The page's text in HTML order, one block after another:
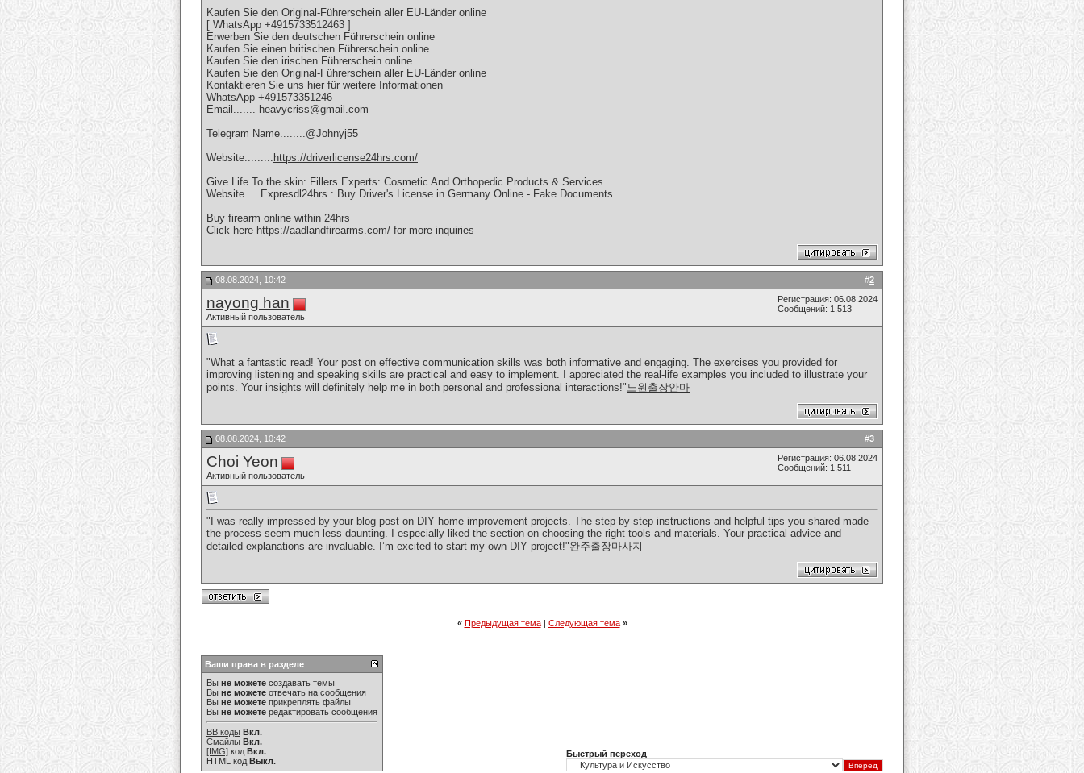
Kaufen Sie den Original-Führerschein aller EU-Länder online
[ WhatsApp +4915733512463 ]
Erwerben Sie den deutschen Führerschein online
Kaufen Sie einen britischen Führerschein online
Kaufen Sie den irischen Führerschein online
Kaufen Sie den Original-Führerschein aller EU-Länder online
Kontaktieren Sie uns hier für weitere Informationen
WhatsApp +491573351246
Email....... heavycriss@gmail.com
Telegram Name........@Johnyj55
Website......... https://driverlicense24hrs.com/
Give Life To the skin: Fillers Experts: Cosmetic And Orthopedic Products & Services
Website.....Expresdl24hrs : Buy Driver's License in Germany Online - Fake Documents
Buy firearm online within 24hrs
Click here https://aadlandfirearms.com/ for more inquiries
#2
08.08.2024, 10:42
nayong han
Активный пользователь
Регистрация: 06.08.2024
Сообщений: 1,513
"What a fantastic read! Your post on effective communication skills was both informative and engaging. The exercises you provided for
improving listening and speaking skills are practical and easy to implement. I appreciated the real-life examples you included to illustrate your
points. Your insights will definitely help me in both personal and professional interactions!"노원출장안마
#3
08.08.2024, 10:42
Choi Yeon
Активный пользователь
Регистрация: 06.08.2024
Сообщений: 1,511
"I was really impressed by your blog post on DIY home improvement projects. The step-by-step instructions and helpful tips you shared made
the process seem much less daunting. I especially liked the section on choosing the right tools and materials. Your practical advice and
detailed explanations are invaluable. I’m excited to start my own DIY project!"완주출장마사지
« Предыдущая тема| Следующая тема »
Ваши права в разделе
Вы не можете создавать темы
Вы не можете отвечать на сообщения
Вы не можете прикреплять файлы
Вы не можете редактировать сообщения
BB коды Вкл.
Смайлы Вкл.
[IMG] код Вкл.
HTML код Выкл.
Быстрый переход